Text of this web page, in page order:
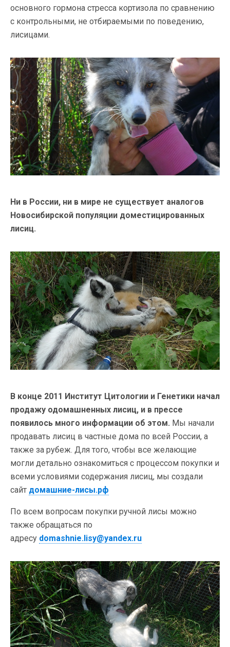
основного гормона стресса кортизола по сравнению
с контрольными, не отбираемыми по поведению,
лисицами.
Ни в России, ни в мире не существует аналогов
Новосибирской популяции доместицированных
лисиц.
В конце 2011 Институт Цитологии и Генетики начал
продажу одомашненных лисиц, и в прессе
появилось много информации об этом. Мы начали
продавать лисиц в частные дома по всей России, а
также за рубеж. Для того, чтобы все желающие
могли детально ознакомиться с процессом покупки и
всеми условиями содержания лисиц, мы создали
сайт домашние-лисы.рф
По всем вопросам покупки ручной лисы можно
также обращаться по
адресу domashnie.lisy@yandex.ru